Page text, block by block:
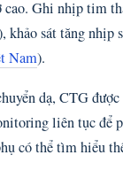
cao. Ghi nhịp tim
khảo sát tăng nhịp
Nam).
dạ, CTG
liên tục để
có thể tìm hiểu